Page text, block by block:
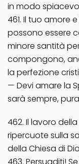
in modo
461. Il tuo amore
possono essere
minore santità
compongono,
la perfezione
— Devi amare la
sarà sempre,
462. Il lavoro
ripercuote sulla
della Chiesa di